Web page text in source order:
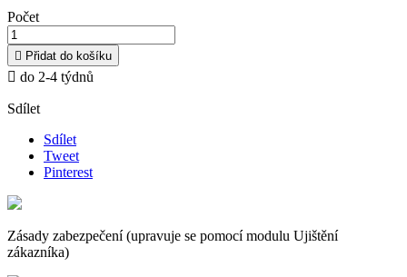
Počet
 Přidat do košíku
 do 2-4 týdnů
Sdílet
Sdílet
Tweet
Pinterest
Zásady zabezpečení (upravuje se pomocí modulu Ujištění
zákazníka)